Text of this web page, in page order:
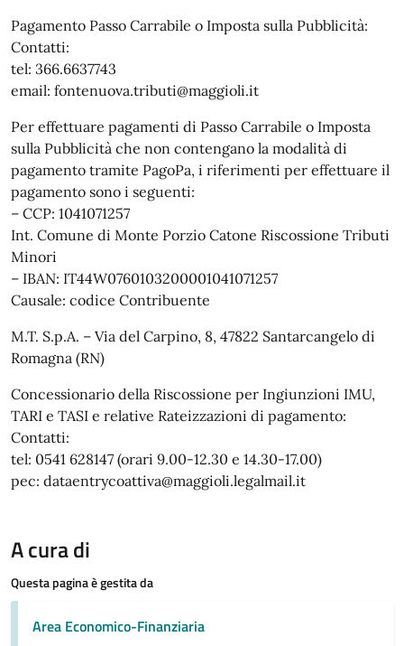
Pagamento Passo Carrabile o Imposta sulla Pubblicità:
Contatti:
tel: 366.6637743
email: fontenuova.tributi@maggioli.it
Per effettuare pagamenti di Passo Carrabile o Imposta
sulla Pubblicità che non contengano la modalità di
pagamento tramite PagoPa, i riferimenti per effettuare il
pagamento sono i seguenti:
– CCP: 1041071257
Int. Comune di Monte Porzio Catone Riscossione Tributi
Minori
– IBAN: IT44W0760103200001041071257
Causale: codice Contribuente
M.T. S.p.A. – Via del Carpino, 8, 47822 Santarcangelo di
Romagna (RN)
Concessionario della Riscossione per Ingiunzioni IMU,
TARI e TASI e relative Rateizzazioni di pagamento:
Contatti:
tel: 0541 628147 (orari 9.00-12.30 e 14.30-17.00)
pec: dataentrycoattiva@maggioli.legalmail.it
A cura di
Questa pagina è gestita da
Area Economico-Finanziaria